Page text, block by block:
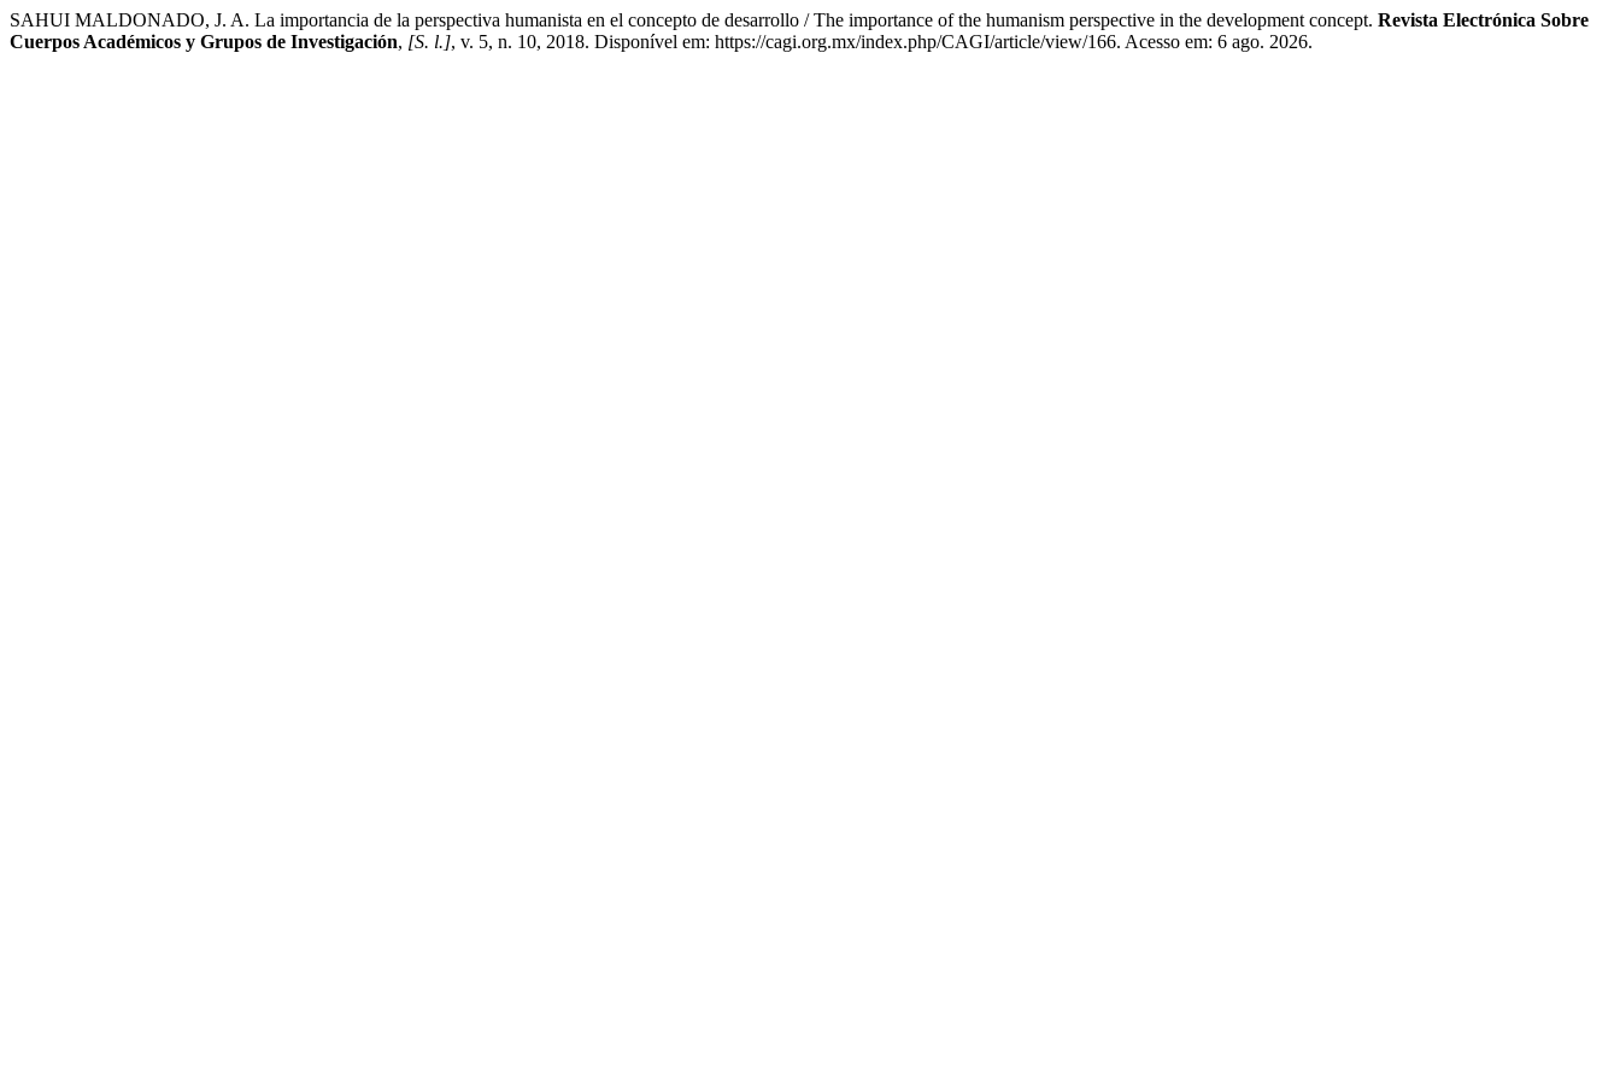
SAHUI MALDONADO, J. A. La importancia de la perspectiva humanista en el concepto de desarrollo / The importance of the humanism perspective in the development concept. Revista Electrónica Sobre
Cuerpos Académicos y Grupos de Investigación, [S. l.], v. 5, n. 10, 2018. Disponível em: https://cagi.org.mx/index.php/CAGI/article/view/166. Acesso em: 6 ago. 2026.